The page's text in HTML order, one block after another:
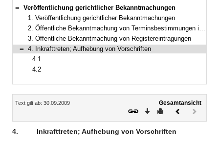
Bereich reduzieren
Veröffentlichung gerichtlicher Bekanntmachungen
1. Veröffentlichung gerichtlicher Bekanntmachungen
2. Öffentliche Bekanntmachung von Terminsbestimmungen in Zwangsversteigerungsverfahren
3. Öffentliche Bekanntmachung von Registereintragungen
Bereich reduzieren
4. Inkrafttreten; Aufhebung von Vorschriften
4.1
4.2
Inhalt
Text gilt ab: 30.09.2009
Gesamtansicht
Download
DruckenVorheriges
4. Inkrafttreten; Aufhebung von Vorschriften